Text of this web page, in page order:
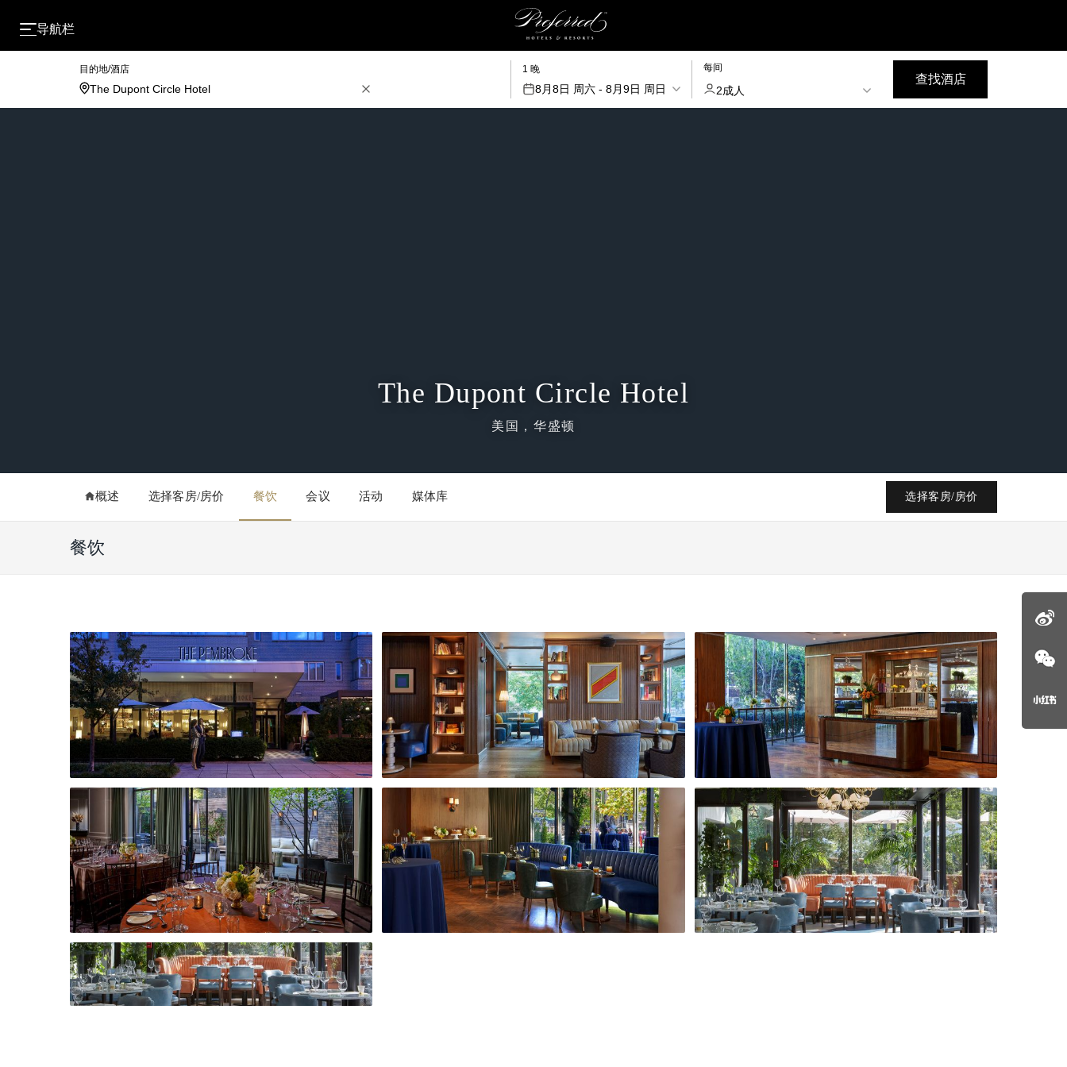
导航栏
目的地/酒店 1 晚
8月8日 周六 - 8月9日 周日
每间
2成人
查找酒店
The Dupont Circle Hotel
美国，华盛顿
概述 选择客房/房价 餐饮 会议 活动 媒体库 选择客房/房价
餐饮